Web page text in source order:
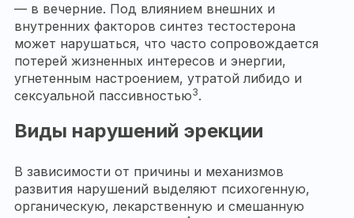
— в вечерние. Под влиянием внешних и
внутренних факторов синтез тестостерона
может нарушаться, что часто сопровождается
потерей жизненных интересов и энергии,
угнетенным настроением, утратой либидо и
сексуальной пассивностью3.
Виды нарушений эрекции
В зависимости от причины и механизмов
развития нарушений выделяют психогенную,
органическую, лекарственную и смешанную